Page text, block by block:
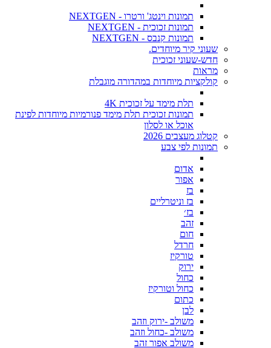
תמונות וינטג' ורטרו - NEXTGEN
תמונות זכוכית - NEXTGEN
תמונות קנבס - NEXTGEN
שעוני קיר מיוחדים.
חדש-שעוני זכוכית
מראות
קולקציות מיוחדות במהדורה מוגבלת
תלת מימד על זכוכית 4K
תמונות זכוכית תלת מימד פנורמיות מיוחדות לפינת
אוכל או לסלון
קטלוג מעצבים 2026
תמונות לפי צבע
אדום
אפור
בז
בז וניטרליים
בז׳
זהב
חום
חרדל
טורקיז
ירוק
כחול
כחול וטורקיז
כתום
לבן
משולב -ירוק וזהב
משולב -כחול וזהב
משולב אפור זהב